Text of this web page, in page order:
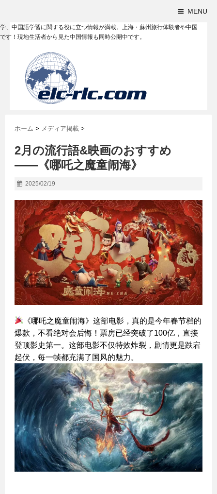
MENU
、中国語学習に関する役に立つ情報が満載。上海・蘇州旅行体験者や中国
す！現地生活者から見た中国情報も同時公開中です。
ホーム > メディア掲載 >
2月の流行語&映画のおすすめ
――《哪吒之魔童闹海》
2025/02/19
《哪吒之魔童闹海》这部电影，真的是今年春节档的
爆款，不看绝对会后悔！票房已经突破了100亿，直接
登顶影史第一。这部电影不仅特效炸裂，剧情更是跌宕
起伏，每一帧都充满了国风的魅力。